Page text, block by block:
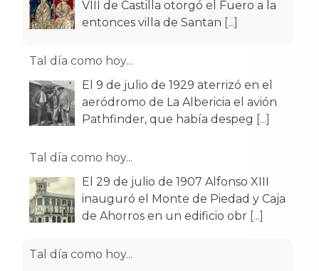
VIII de Castilla otorgó el Fuero a la
entonces villa de Santan [...]
Tal día como hoy...
El 9 de julio de 1929 aterrizó en el
aeródromo de La Albericia el avión
Pathfinder, que había despeg
[...]
Tal día como hoy...
El 29 de julio de 1907 Alfonso XIII
inauguró el Monte de Piedad y Caja
de Ahorros en un edificio obr [...]
Tal día como hoy...